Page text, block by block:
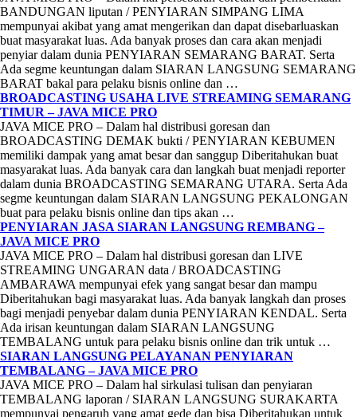
BANDUNGAN liputan / PENYIARAN SIMPANG LIMA
mempunyai akibat yang amat mengerikan dan dapat disebarluaskan
buat masyarakat luas. Ada banyak proses dan cara akan menjadi
penyiar dalam dunia PENYIARAN SEMARANG BARAT. Serta
Ada segme keuntungan dalam SIARAN LANGSUNG SEMARANG
BARAT bakal para pelaku bisnis online dan …
BROADCASTING USAHA LIVE STREAMING SEMARANG
TIMUR – JAVA MICE PRO
JAVA MICE PRO – Dalam hal distribusi goresan dan
BROADCASTING DEMAK bukti / PENYIARAN KEBUMEN
memiliki dampak yang amat besar dan sanggup Diberitahukan buat
masyarakat luas. Ada banyak cara dan langkah buat menjadi reporter
dalam dunia BROADCASTING SEMARANG UTARA. Serta Ada
segme keuntungan dalam SIARAN LANGSUNG PEKALONGAN
buat para pelaku bisnis online dan tips akan …
PENYIARAN JASA SIARAN LANGSUNG REMBANG –
JAVA MICE PRO
JAVA MICE PRO – Dalam hal distribusi goresan dan LIVE
STREAMING UNGARAN data / BROADCASTING
AMBARAWA mempunyai efek yang sangat besar dan mampu
Diberitahukan bagi masyarakat luas. Ada banyak langkah dan proses
bagi menjadi penyebar dalam dunia PENYIARAN KENDAL. Serta
Ada irisan keuntungan dalam SIARAN LANGSUNG
TEMBALANG untuk para pelaku bisnis online dan trik untuk …
SIARAN LANGSUNG PELAYANAN PENYIARAN
TEMBALANG – JAVA MICE PRO
JAVA MICE PRO – Dalam hal sirkulasi tulisan dan penyiaran
TEMBALANG laporan / SIARAN LANGSUNG SURAKARTA
mempunyai pengaruh yang amat gede dan bisa Diberitahukan untuk